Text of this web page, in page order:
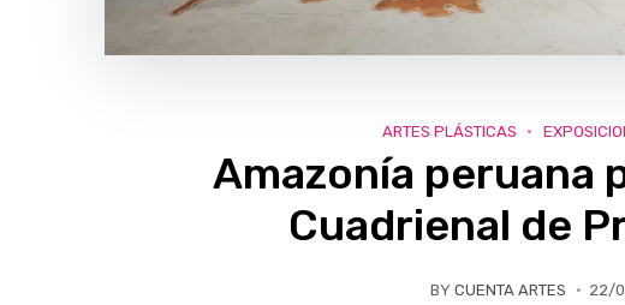
ARTES PLÁSTICAS
Amazonía peruana
Cuadrienal de
BY CUENTA ARTES 22/